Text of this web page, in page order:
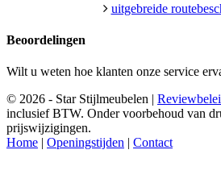
uitgebreide
Beoordelingen
Wilt u weten hoe klanten onze service
© 2026 - Star Stijlmeubelen |
inclusief BTW. Onder voorbehoud van
prijswijzigingen.
Home | Openingstijden | Contact